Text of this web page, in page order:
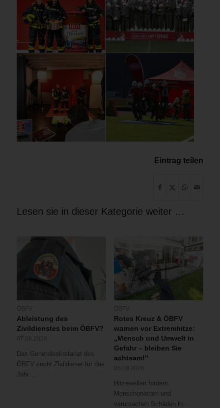
Eintrag teilen
Lesen sie in dieser Kategorie weiter …
Ableistung des
Zivildienstes beim ÖBFV?
Das Generalsekretariat des
ÖBFV sucht Zivildiener für das
Jahr…
Rotes Kreuz & ÖBFV
warnen vor Extremhitze:
„Mensch und Umwelt in
Gefahr – bleiben Sie
achtsam!“
Hitzewellen fordern
Menschenleben und
verursachen Schäden in…